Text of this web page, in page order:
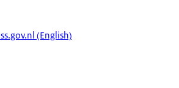
(English)